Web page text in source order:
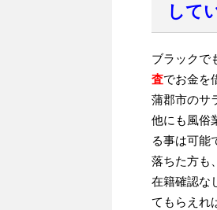
して
ブラックで
査でお金を
蒲郡市のサ
他にも風俗
る事は可能
落ちた方も
在籍確認な
てもらえれ